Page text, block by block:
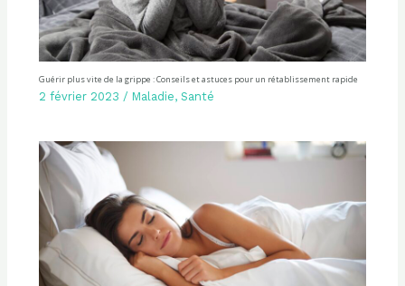
Guérir plus vite de la grippe : Conseils et astuces pour un rétablissement rapide
2 février 2023 / Maladie, Santé